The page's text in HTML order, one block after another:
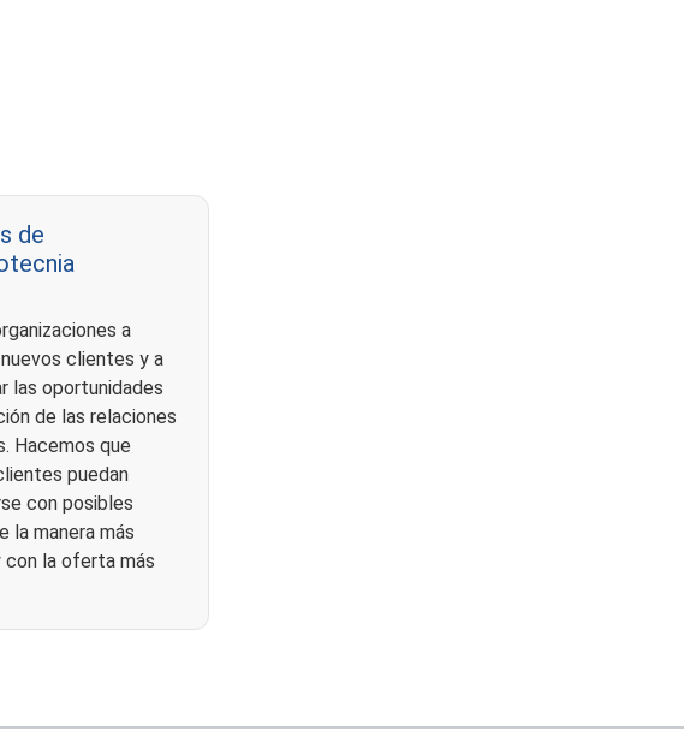
de
a
clientes y a
las oportunidades
de las relaciones
Hacemos que
puedan
con posibles
la manera más
la oferta más